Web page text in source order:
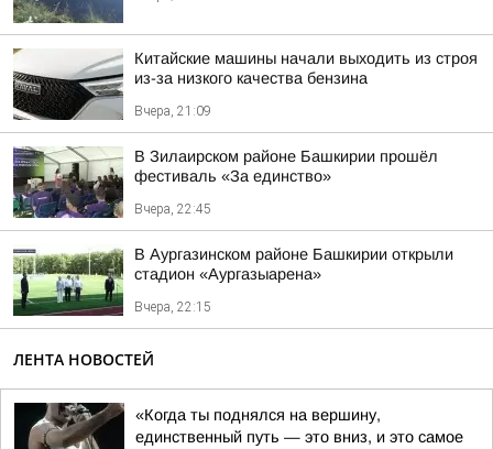
Китайские машины начали выходить из строя
из-за низкого качества бензина
Вчера, 21:09
В Зилаирском районе Башкирии прошёл
фестиваль «За единство»
Вчера, 22:45
В Аургазинском районе Башкирии открыли
стадион «Аургазыарена»
Вчера, 22:15
ЛЕНТА НОВОСТЕЙ
«Когда ты поднялся на вершину,
единственный путь — это вниз, и это самое